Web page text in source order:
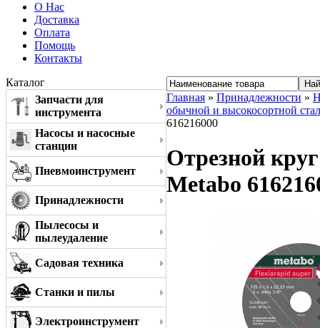
О Нас
Доставка
Оплата
Помощь
Контакты
Каталог
Запчасти для
инструмента
Насосы и насосные
станции
Пневмоинструмент
Принадлежности
Пылесосы и
пылеудаление
Садовая техника
Станки и пилы
Электроинструмент
Главная » Принадлежности »
обычной и высокосортной
616216000
Отрезной
Metabo